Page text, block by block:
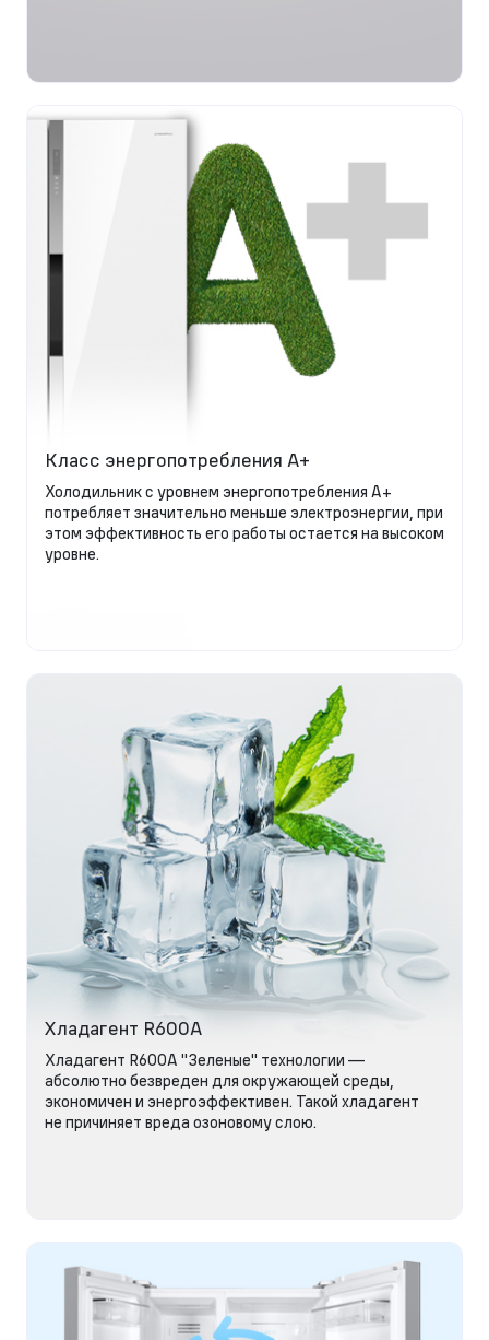
Класс энергопотребления A+
Холодильник с уровнем энергопотребления А+
потребляет значительно меньше электроэнергии, при
этом эффективность его работы остается на высоком
уровне.
Хладагент R600A
Хладагент R600A "Зеленые" технологии —
абсолютно безвреден для окружающей среды,
экономичен и энергоэффективен. Такой хладагент
не причиняет вреда озоновому слою.